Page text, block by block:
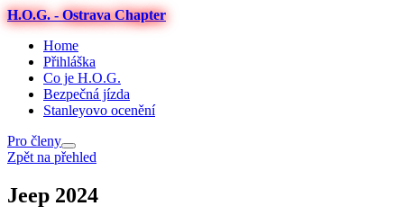
H.O.G. - Ostrava Chapter
Home
Přihláška
Co je H.O.G.
Bezpečná jízda
Stanleyovo ocenění
Pro členy
Zpět na přehled
Jeep 2024